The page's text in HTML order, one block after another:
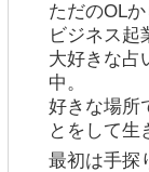
ただのOL
ビジネス起
大好きな占
中。
好きな場所
とをして生
最初は手探